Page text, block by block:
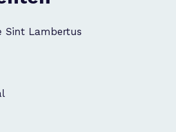
Sint Lambertus